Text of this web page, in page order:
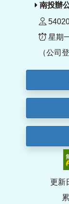
南投辦
星期
（公司
更新